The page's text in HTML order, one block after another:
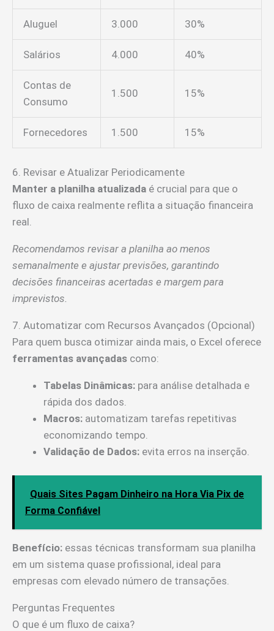
Aluguel 3.000 30%
Salários 4.000 40%
Contas de
Consumo
1.500 15%
Fornecedores 1.500 15%
6. Revisar e Atualizar Periodicamente
Manter a planilha atualizada é crucial para que o
fluxo de caixa realmente reflita a situação financeira
real.
Recomendamos revisar a planilha ao menos
semanalmente e ajustar previsões, garantindo
decisões financeiras acertadas e margem para
imprevistos.
7. Automatizar com Recursos Avançados (Opcional)
Para quem busca otimizar ainda mais, o Excel oferece
ferramentas avançadas como:
Tabelas Dinâmicas: para análise detalhada e
rápida dos dados.
Macros: automatizam tarefas repetitivas
economizando tempo.
Validação de Dados: evita erros na inserção.
Quais Sites Pagam Dinheiro na Hora Via Pix de
Forma Confiável
Benefício: essas técnicas transformam sua planilha
em um sistema quase profissional, ideal para
empresas com elevado número de transações.
Perguntas Frequentes
O que é um fluxo de caixa?